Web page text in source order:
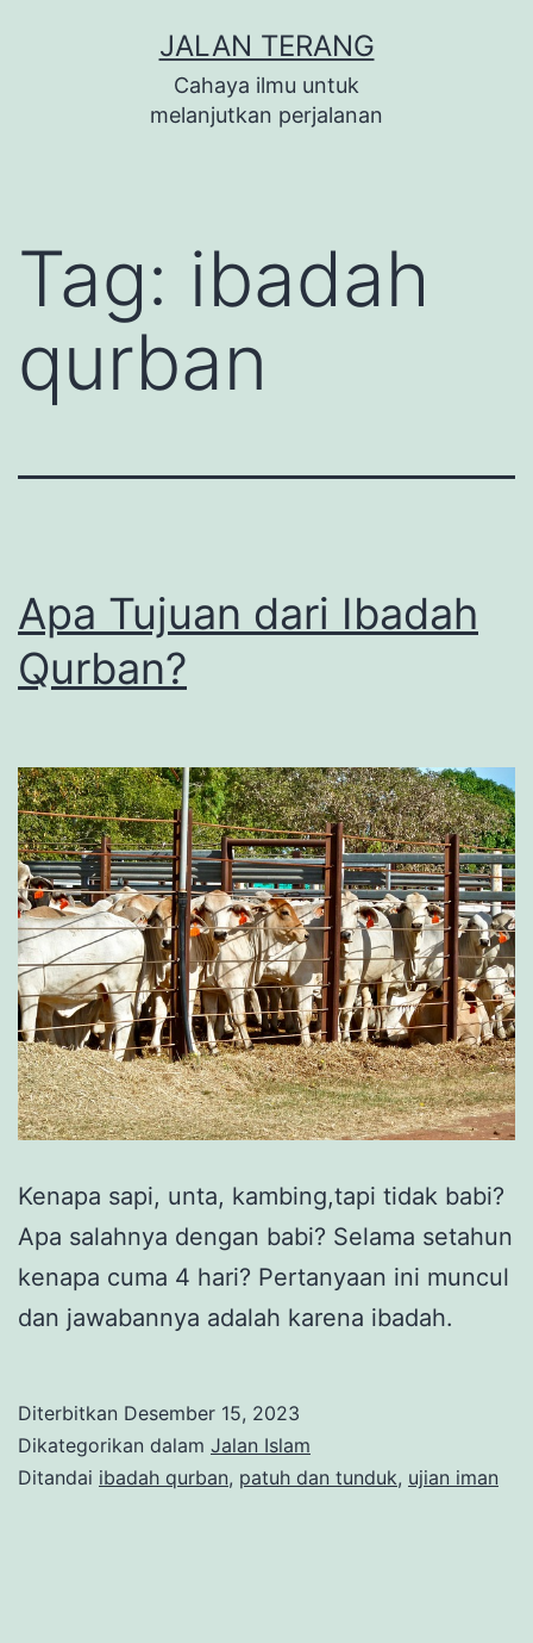
JALAN TERANG
Cahaya ilmu untuk
melanjutkan perjalanan
Tag: ibadah
qurban
Apa Tujuan dari Ibadah
Qurban?
Kenapa sapi, unta, kambing,tapi tidak babi?
Apa salahnya dengan babi? Selama setahun
kenapa cuma 4 hari? Pertanyaan ini muncul
dan jawabannya adalah karena ibadah.
Diterbitkan Desember 15, 2023
Dikategorikan dalam Jalan Islam
Ditandai ibadah qurban, patuh dan tunduk, ujian iman